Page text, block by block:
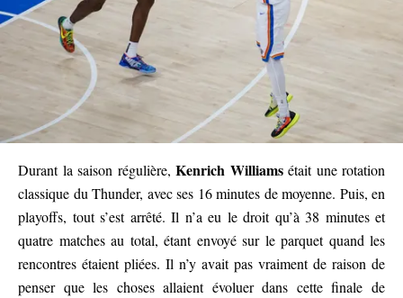
Durant la saison régulière, Kenrich Williamsétait une rotation
classique du Thunder, avec ses 16 minutes de moyenne. Puis, en
playoffs, tout s’est arrêté. Il n’a eu le droit qu’à 38 minutes et
quatre matches au total, étant envoyé sur le parquet quand les
rencontres étaient pliées. Il n’y avait pas vraiment de raison de
penser que les choses allaient évoluer dans cette finale de